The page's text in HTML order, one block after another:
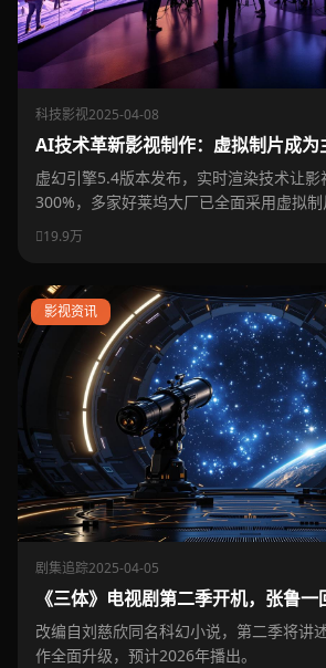
科技影视2025-04-08
AI技术革新影视制作：虚拟制片成为
虚幻引擎5.4版本发布，实时渲染技术让
300%，多家好莱坞大厂已全面采用虚拟制
19.9万
影视资讯
剧集追踪2025-04-05
《三体》电视剧第二季开机，张鲁一
改编自刘慈欣同名科幻小说，第二季将讲
作全面升级，预计2026年播出。